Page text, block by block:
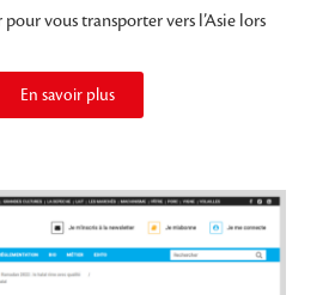
pour vous transporter vers l’Asie lors
En savoir plus